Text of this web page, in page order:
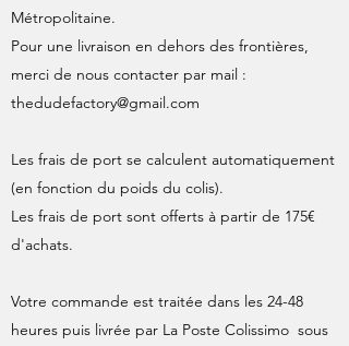
Métropolitaine.
Pour une livraison en dehors des frontières,
merci de nous contacter par mail :
thedudefactory@gmail.com
Les frais de port se calculent automatiquement
(en fonction du poids du colis).
Les frais de port sont offerts à partir de 175€
d'achats.
Votre commande est traitée dans les 24-48
heures puis livrée par La Poste Colissimo sous